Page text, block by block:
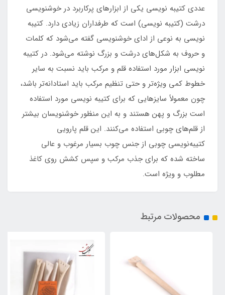
عددی کتیبه نویسی یکی از ابزارهای پرکاربرد در خوشنویسی
درشت (کتیبه نویسی) است که طرفداران زیادی دارد. کتیبه
نویسی به نوعی از ادای خوشنویسی گفته می‌شود که کلمات
و حروف به شکل‌های درشت و بزرگ نوشته می‌شود. در کتیبه
نویسی ابزار مورد استفاده قلم و مرکب باید نسبت به سایر
خطوط کمی ویژه‌تر و حتی تنظیم مرکب باید استادانه‌تر باشد،
چون معمولاً سایزهایی که برای کتیبه نویسی مورد استفاده
است بزرگ و پهن هستند و به این منظور خوشنویسان بیشتر
از قلم‌های چوبی استفاده می‌کنند. این قلم پارویی
کتیبه‌نویسی چوبی از جنس چوب بسیار مرغوب و عالی
ساخته شده که برای جذب مرکب و سپس کشش روی کاغذ
مطلوب و ویژه است.
محصولات مرتبط